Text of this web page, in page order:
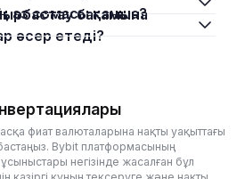
аз сомасы қанша?
әсер етеді?
фиат валюталарына нақты уақыттағы
Bybit платформасының
ұсыныстары негізінде жасалған бұл
қазіргі құнын тексеруге және нақты